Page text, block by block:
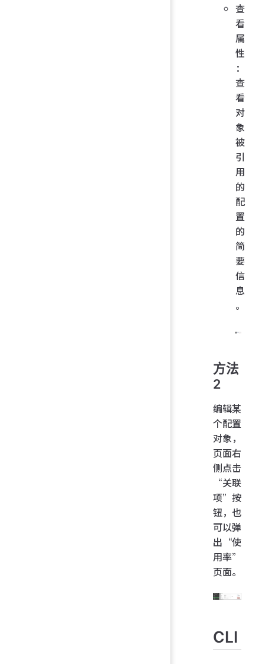
查
看
属
性
：
查
看
对
象
被
引
用
的
配
置
的
简
要
信
息
。
方法
2
编辑某
个配置
对象，
页面右
侧点击
“关联
项”按
钮，也
可以弹
出“使
用率”
页面。
CLI